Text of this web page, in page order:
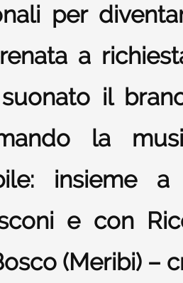
per
a
il
la
insieme
e con
(Meribi) –